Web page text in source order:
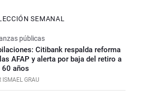
SEMANAL
públicas
Citibank respalda reforma
AFAP y alerta por baja del retiro a
60 años
ISMAEL GRAU